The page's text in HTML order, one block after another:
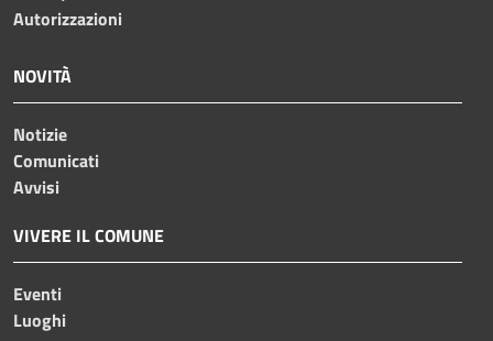
Autorizzazioni
NOVITÀ
Notizie
Comunicati
Avvisi
VIVERE IL COMUNE
Eventi
Luoghi